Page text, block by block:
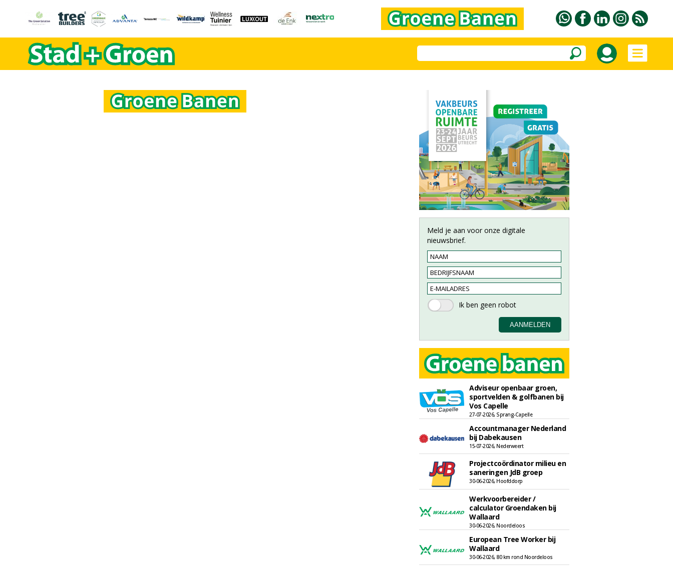
Meld je aan voor onze digitale
nieuwsbrief.
Adviseur openbaar groen,
sportvelden & golfbanen bij
Vos Capelle
27-07-2026, Sprang-Capelle
Accountmanager Nederland
bij Dabekausen
15-07-2026, Nederweert
Projectcoördinator milieu en
saneringen JdB groep
30-06-2026, Hoofddorp
Werkvoorbereider /
calculator Groendaken bij
Wallaard
30-06-2026, Noordeloos
European Tree Worker bij
Wallaard
30-06-2026, 80 km rond Noordeloos